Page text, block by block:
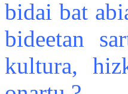
bidai bat
bideetan
kultura,